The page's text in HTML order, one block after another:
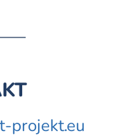
projekt.eu